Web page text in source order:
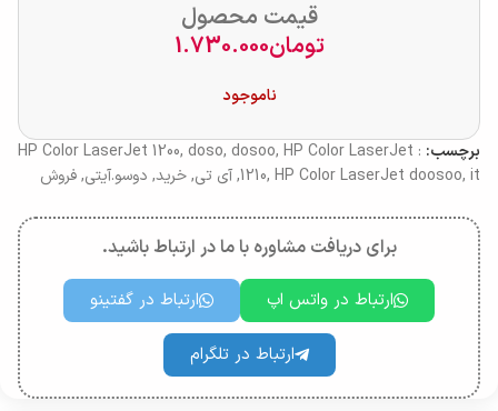
قیمت محصول
تومان1.730.000
ناموجود
برچسب: : HP Color LaserJet 1200
, doso, dosoo, HP Color LaserJet
1210, HP Color LaserJet doosoo, it
,آی تی,خرید, دوسو.آیتی,فروش
برای دریافت مشاوره با ما در ارتباط باشید.
ارتباط در واتس اپ ارتباط در گفتینو
ارتباط در تلگرام